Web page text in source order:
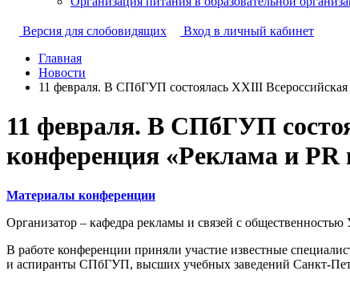
Версия для слобовидящих
Вход в личный кабинет
Главная
Новости
11 февраля. В СПбГУП состоялась XXIII Всероссийская
11 февраля. В СПбГУП
конференция «Реклама и PR
Материалы конференции
Организатор – кафедра рекламы и связей с
В работе конференции приняли участие известные
и аспиранты СПбГУП, высших учебных заведений Санкт-